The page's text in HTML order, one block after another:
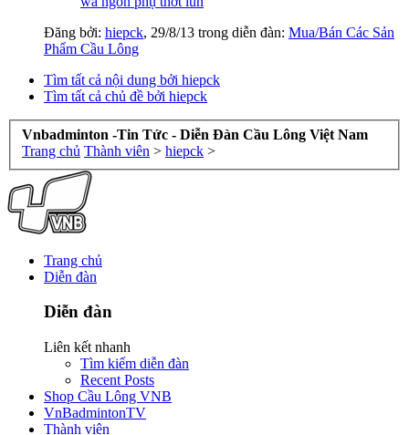
Đăng bởi: hiepck, 29/8/13 trong diễn đàn: Mua/Bán Các Sản
Phẩm Cầu Lông
Tìm tất cả nội dung bởi hiepck
Tìm tất cả chủ đề bởi hiepck
Vnbadminton -Tin Tức - Diễn Đàn Cầu Lông Việt Nam
Trang chủ Thành viên > hiepck >
Trang chủ
Diễn đàn
Diễn đàn
Liên kết nhanh
Tìm kiếm diễn đàn
Recent Posts
Shop Cầu Lông VNB
VnBadmintonTV
Thành viên